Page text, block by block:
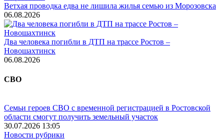
Ветхая проводка едва не лишила жилья семью из Морозовска
06.08.2026
Два человека погибли в ДТП на трассе Ростов –
Новошахтинск
06.08.2026
СВО
Семьи героев СВО с временной регистрацией в Ростовской
области смогут получить земельный участок
30.07.2026 13:05
Новости рубрики